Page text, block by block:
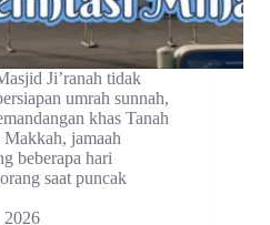
Ji’ranah tidak
umrah sunnah,
khas Tanah
jamaah
beberapa hari
saat puncak
2026